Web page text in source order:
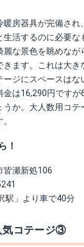
房器具が完備され
生活するのに必要な
麗な景色を眺めなが
ます。これは大き
ージにスペースはな
金は16,290円です
うか。大人数用コテ
！
皆瀬新処106
駅」より車で40分
気コテージ③